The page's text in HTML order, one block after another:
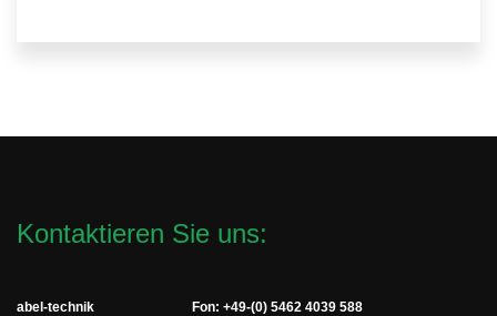
Kontaktieren Sie uns:
abel-technik
Fon: +49-(0) 5462 4039 588